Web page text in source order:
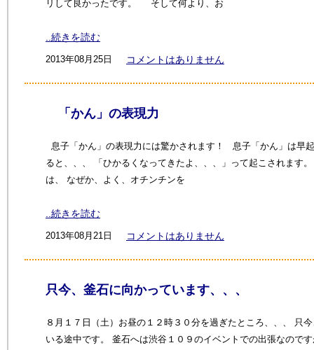
リして良かったです。 そして何より、お
..続きを読む
2013年08月25日 コメントはありません
「かん」の表現力
息子「かん」の表現力には驚かされます！ 息子「かん」は早
ると、、、 「ひかるくなってきたよ、、、」って起こされます
は、 なぜか、よく、オチンチンを
..続きを読む
2013年08月21日 コメントはありません
只今、釜石に向かっています、、、
８月１７日（土）お昼の１２時３０分を過ぎたところ、、、 只
いる途中です。 釜石へは渋谷１０９のイベントでの出張なので